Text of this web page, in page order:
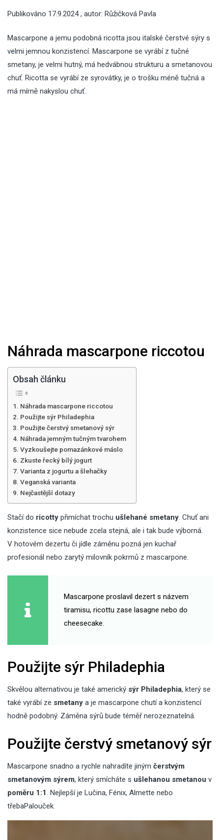
Publikováno 17.9.2024, autor: Růžičková Pavla
Mascarpone a jemu podobná ricotta jsou italské čerstvé sýry s
velmi jemnou konzistencí. Mascarpone se vyrábí z tučné
smetany, je velmi hutný, má hedvábnou strukturu a smetanovou
chuť. Ricotta se vyrábí ze syrovátky, je o trošku méně tučná a
má mírně nakyslou chuť.
Náhrada mascarpone riccotou
Obsah článku
Náhrada mascarpone riccotou
Použijte sýr Philadephia
Použijte čerstvý smetanový sýr
Náhrada jemným tučným tvarohem
Vyzkoušejte pomazánkové máslo
Zkuste řecký bílý jogurt
Varianta z jogurtu a šlehačky
Veganská varianta
Nejčastější dotazy
Stačí do ricotty přimíchat trochu ušlehané smetany. Chuť ani
konzistence sice nebude zcela stejná, ale i tak bude výborná.
V hotovém dezertu či jídle záměnu pozná jen kuchař
profesionál nebo zarytý milovník pokrmů z mascarpone.
Mascarpone proslavil dezert s názvem
tiramisu, ricottu zase lasagne nebo do
cheesecake.
Použijte sýr Philadephia
Skvělou alternativou je také americký sýr Philadephia, který se
také vyrábí ze smetany a je mascarpone chutí a konzistencí
hodně podobný. Záměna sýrů bude téměř nerozeznatelná.
Použijte čerstvý smetanový sýr
Mascarpone snadno a rychle nahradíte jiným čerstvým
smetanovým sýrem, který smícháte s ušlehanou smetanou v
poměru 1:1. Nejlepší je Lučina, Fénix, Almette nebo
třebaPalouček.